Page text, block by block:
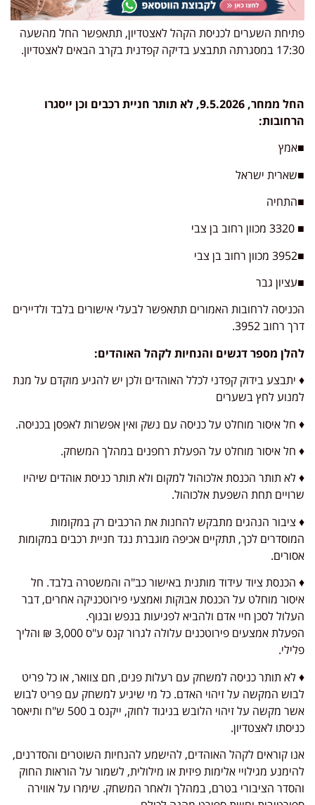
פתיחת השערים לכניסת הקהל לאצטדיון, תתאפשר החל מהשעה
17:30 במסגרתה תתבצע בדיקה קפדנית בקרב הבאים לאצטדיון.
החל ממחר, 9.5.2026, לא תותר חניית רכבים וכן ייסגרו
הרחובות:
■אמץ
■שארית ישראל
■התחיה
■ 3320 מכוון רחוב בן צבי
■3952 מכוון רחוב בן צבי
■עציון גבר
הכניסה לרחובות האמורים תתאפשר לבעלי אישורים בלבד ולדיירים
דרך רחוב 3952.
להלן מספר דגשים והנחיות לקהל האוהדים:
♦️ יתבצע בידוק קפדני לכלל האוהדים ולכן יש להגיע מוקדם על מנת
למנוע לחץ בשערים
♦️ חל איסור מוחלט על כניסה עם נשק ואין אפשרות לאפסן בכניסה.
♦️ חל איסור מוחלט על הפעלת רחפנים במהלך המשחק.
♦️ לא תותר הכנסת אלכוהול למקום ולא תותר כניסת אוהדים שיהיו
שרויים תחת השפעת אלכוהול.
♦️ ציבור הנהגים מתבקש להחנות את הרכבים רק במקומות
המוסדרים לכך, תתקיים אכיפה מוגברת נגד חניית רכבים במקומות
אסורים.
♦️ הכנסת ציוד עידוד מותנית באישור כב"ה והמשטרה בלבד. חל
איסור מוחלט על הכנסת אבוקות ואמצעי פירוטכניקה אחרים, דבר
העלול לסכן חיי אדם ולהביא לפגיעות בנפש ובגוף.
הפעלת אמצעים פירוטכנים עלולה לגרור קנס ע"ס 3,000 ₪ והליך
פלילי.
♦️ לא תותר כניסה למשחק עם רעלות פנים, חם צוואר, או כל פריט
לבוש המקשה על זיהוי האדם. כל מי שיגיע למשחק עם פריט לבוש
אשר מקשה על זיהוי הלובש בניגוד לחוק, ייקנס ב 500 ש"ח ותיאסר
כניסתו לאצטדיון.
אנו קוראים לקהל האוהדים, להישמע להנחיות השוטרים והסדרנים,
להימנע מגילויי אלימות פיזית או מילולית, לשמור על הוראות החוק
והסדר הציבורי בטרם, במהלך ולאחר המשחק. שימרו על אווירה